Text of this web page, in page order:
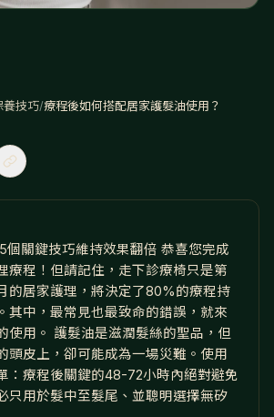
養技巧/療程後如何搭配居家護髮油使用？
個關鍵技巧維持效果翻倍 恭喜您完成
療程！但請記住，走下診療椅只是第
的居家護理，將決定了80%的療程持
其中，最常見也最致命的錯誤，就來
使用。 護髮油是滋潤髮絲的聖品，但
頭皮上，卻可能成為一場災難。使用
：療程後關鍵的48-72小時內絕對避免
只用於髮中至髮尾、並聰明選擇無矽